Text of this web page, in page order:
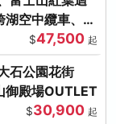
空中纜車、抹
$47,500 起
石公園花街
御殿場OUTLET
$30,900 起